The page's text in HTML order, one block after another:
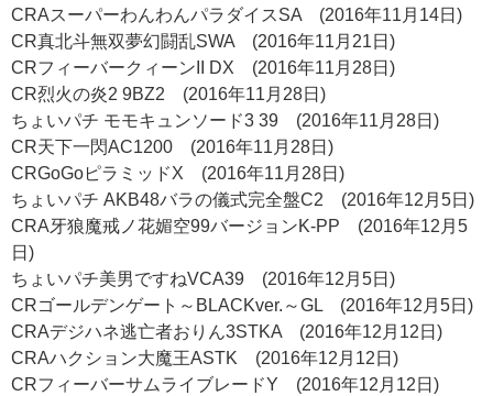
CRAスーパーわんわんパラダイスSA (2016年11月14日)
CR真北斗無双夢幻闘乱SWA (2016年11月21日)
CRフィーバークィーンII DX (2016年11月28日)
CR烈火の炎2 9BZ2 (2016年11月28日)
ちょいパチ モモキュンソード3 39 (2016年11月28日)
CR天下一閃AC1200 (2016年11月28日)
CRGoGoピラミッドX (2016年11月28日)
ちょいパチ AKB48バラの儀式完全盤C2 (2016年12月5日)
CRA牙狼魔戒ノ花媚空99バージョンK-PP (2016年12月5
日)
ちょいパチ美男ですねVCA39 (2016年12月5日)
CRゴールデンゲート～BLACKver.～GL (2016年12月5日)
CRAデジハネ逃亡者おりん3STKA (2016年12月12日)
CRAハクション大魔王ASTK (2016年12月12日)
CRフィーバーサムライブレードY (2016年12月12日)